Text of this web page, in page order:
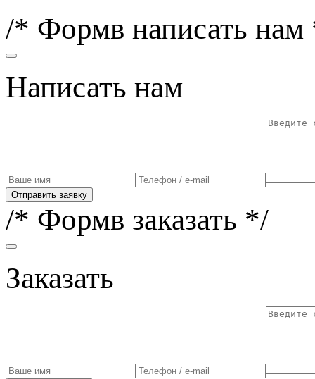
/* Формв написать нам
Написать нам
Отправить заявку
/* Формв заказать */
Заказать